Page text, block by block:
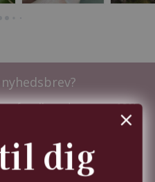
før alle andre - samt10%
dig